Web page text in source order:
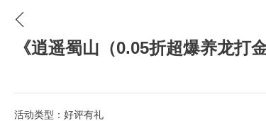
《逍遥蜀山（0.05折超爆养龙打
活动类型：好评有礼